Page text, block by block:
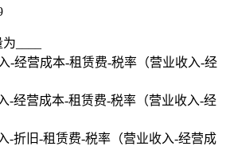
____
-经营成本-租赁费-税率（营业收入-经
-经营成本-租赁费-税率（营业收入-经
-折旧-租赁费-税率（营业收入-经营成